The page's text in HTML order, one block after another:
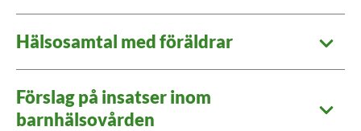
Hälsosamtal med föräldrar
Förslag på insatser inom
barnhälsovården